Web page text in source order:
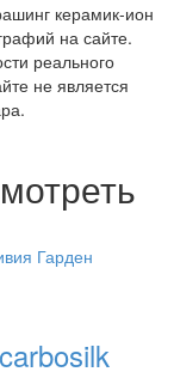
керамик-ион
на сайте.
реального
не является